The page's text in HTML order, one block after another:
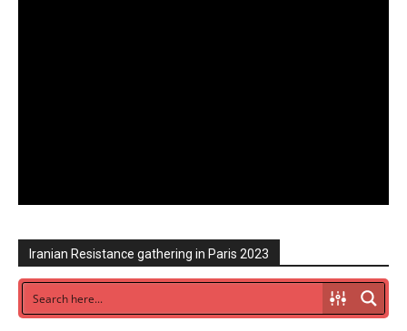
Iranian Resistance gathering in Paris 2023